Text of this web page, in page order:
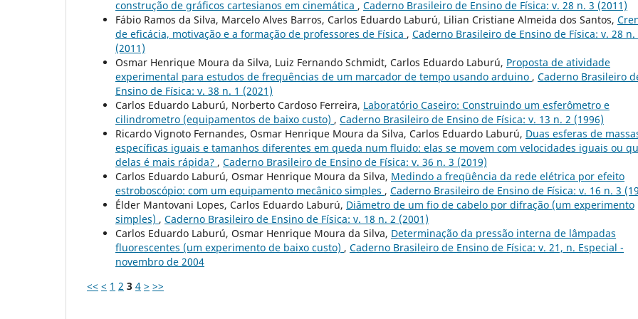
construção de gráficos cartesianos em cinemática , Caderno Brasileiro de Ensino de Física: v. 28 n. 3 (2011)
Fábio Ramos da Silva, Marcelo Alves Barros, Carlos Eduardo Laburú, Lilian Cristiane Almeida dos Santos,
de eficácia, motivação e a formação de professores de Física , Caderno Brasileiro de Ensino de Física: v. 28 n.
(2011)
Osmar Henrique Moura da Silva, Luiz Fernando Schmidt, Carlos Eduardo Laburú, Proposta de atividade
experimental para estudos de frequências de um marcador de tempo usando arduino , Caderno Brasileiro
Ensino de Física: v. 38 n. 1 (2021)
Carlos Eduardo Laburú, Norberto Cardoso Ferreira, Laboratório Caseiro: Construindo um esferômetro e
cilindrometro (equipamentos de baixo custo) , Caderno Brasileiro de Ensino de Física: v. 13 n. 2 (1996)
Ricardo Vignoto Fernandes, Osmar Henrique Moura da Silva, Carlos Eduardo Laburú, Duas esferas de
específicas iguais e tamanhos diferentes em queda num fluido: elas se movem com velocidades iguais ou
delas é mais rápida? , Caderno Brasileiro de Ensino de Física: v. 36 n. 3 (2019)
Carlos Eduardo Laburú, Osmar Henrique Moura da Silva, Medindo a freqüência da rede elétrica por efeito
estroboscópio: com um equipamento mecânico simples , Caderno Brasileiro de Ensino de Física: v. 16 n. 3
Élder Mantovani Lopes, Carlos Eduardo Laburú, Diâmetro de um fio de cabelo por difração (um experimento
simples) , Caderno Brasileiro de Ensino de Física: v. 18 n. 2 (2001)
Carlos Eduardo Laburú, Osmar Henrique Moura da Silva, Determinação da pressão interna de lâmpadas
fluorescentes (um experimento de baixo custo) , Caderno Brasileiro de Ensino de Física: v. 21, n. Especial -
novembro de 2004
<< < 1 2 3 4 > >>